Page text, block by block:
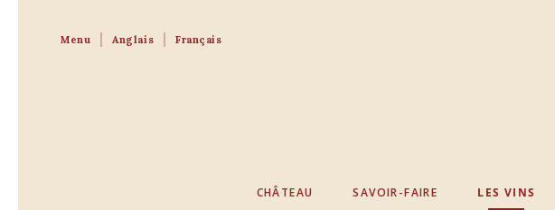
Menu Anglais Français
CHÂTEAU SAVOIR-FAIRE LES VINS